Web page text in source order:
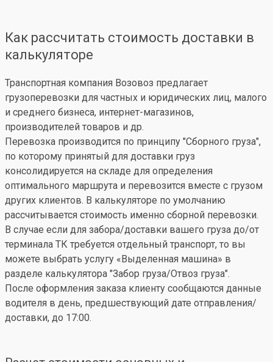
Как рассчитать стоимость доставки в
калькуляторе
Транспортная компания Возовоз предлагает
грузоперевозки для частных и юридических лиц, малого
и среднего бизнеса, интернет-магазинов,
производителей товаров и др.
Перевозка производится по принципу "Сборного груза",
по которому принятый для доставки груз
консолидируется на складе для определения
оптимального маршрута и перевозится вместе с грузом
других клиентов. В калькуляторе по умолчанию
рассчитывается стоимость именно сборной перевозки.
В случае если для забора/доставки вашего груза до/от
терминала ТК требуется отдельный транспорт, то вы
можете выбрать услугу «Выделенная машина» в
разделе калькулятора "Забор груза/Отвоз груза".
После оформления заказа клиенту сообщаются данные
водителя в день, предшествующий дате отправления/
доставки, до 17:00.